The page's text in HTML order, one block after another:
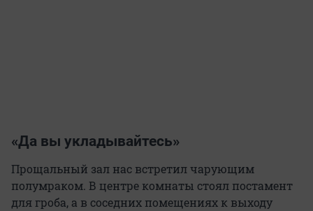
«Да вы укладывайтесь»
Прощальный зал нас встретил чарующим
полумраком. В центре комнаты стоял постамент
для гроба, а в соседних помещениях к выходу